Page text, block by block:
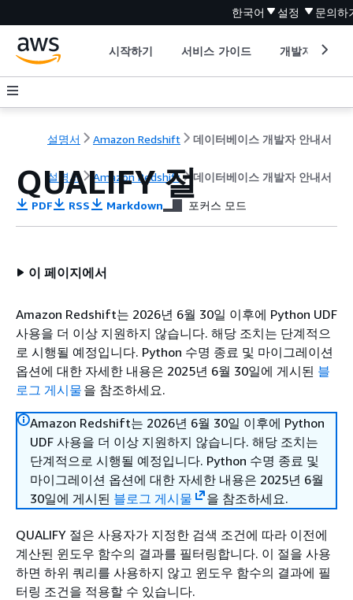
한국어 설정 문의하
시작하기 서비스 가이드 개발자 도구
설명서 Amazon Redshift 데이터베이스 개발자 안내서
설명서 Amazon Redshift 데이터베이스 개발자 안내서
QUALIFY 절
PDF RSS Markdown 포커스 모드
이 페이지에서
Amazon Redshift는 2026년 6월 30일 이후에 Python UDF
사용을 더 이상 지원하지 않습니다. 해당 조치는 단계적으
로 시행될 예정입니다. Python 수명 종료 및 마이그레이션
옵션에 대한 자세한 내용은 2025년 6월 30일에 게시된 블
로그 게시물 을 참조하세요.
Amazon Redshift는 2026년 6월 30일 이후에 Python
UDF 사용을 더 이상 지원하지 않습니다. 해당 조치는
단계적으로 시행될 예정입니다. Python 수명 종료 및
마이그레이션 옵션에 대한 자세한 내용은 2025년 6월
30일에 게시된 블로그 게시물 을 참조하세요.
QUALIFY 절은 사용자가 지정한 검색 조건에 따라 이전에
계산된 윈도우 함수의 결과를 필터링합니다. 이 절을 사용
하면 하위 쿼리를 사용하지 않고 윈도우 함수의 결과에 필
터링 조건을 적용할 수 있습니다.